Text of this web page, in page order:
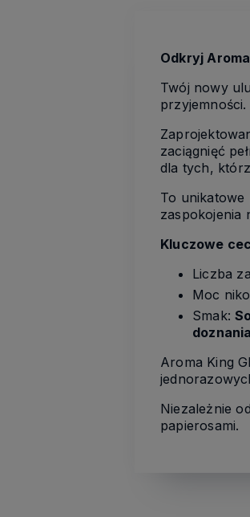
Odkryj
Twój nowy
przyjemności.
zaciągnięć
dla tych,
To unikatowe
zaspokojenia
Kluczowe
Liczba
Moc
Smak:
Aroma King
Niezależnie
papierosami.